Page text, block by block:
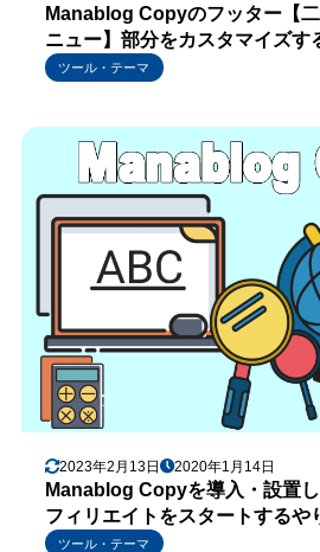
Manablog Copyのフッター【
ニュー】部分をカスタマイズす
ツール・テーマ
2023年2月13日 2020年1月14日
Manablog Copyを導入・設置
フィリエイトをスタートするや
ツール・テーマ